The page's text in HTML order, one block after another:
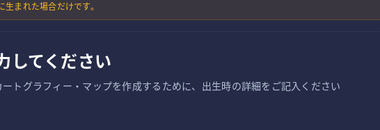
まれた場合だけです。
してください
トグラフィー・マップを作成するために、出生時の詳細をご記入ください